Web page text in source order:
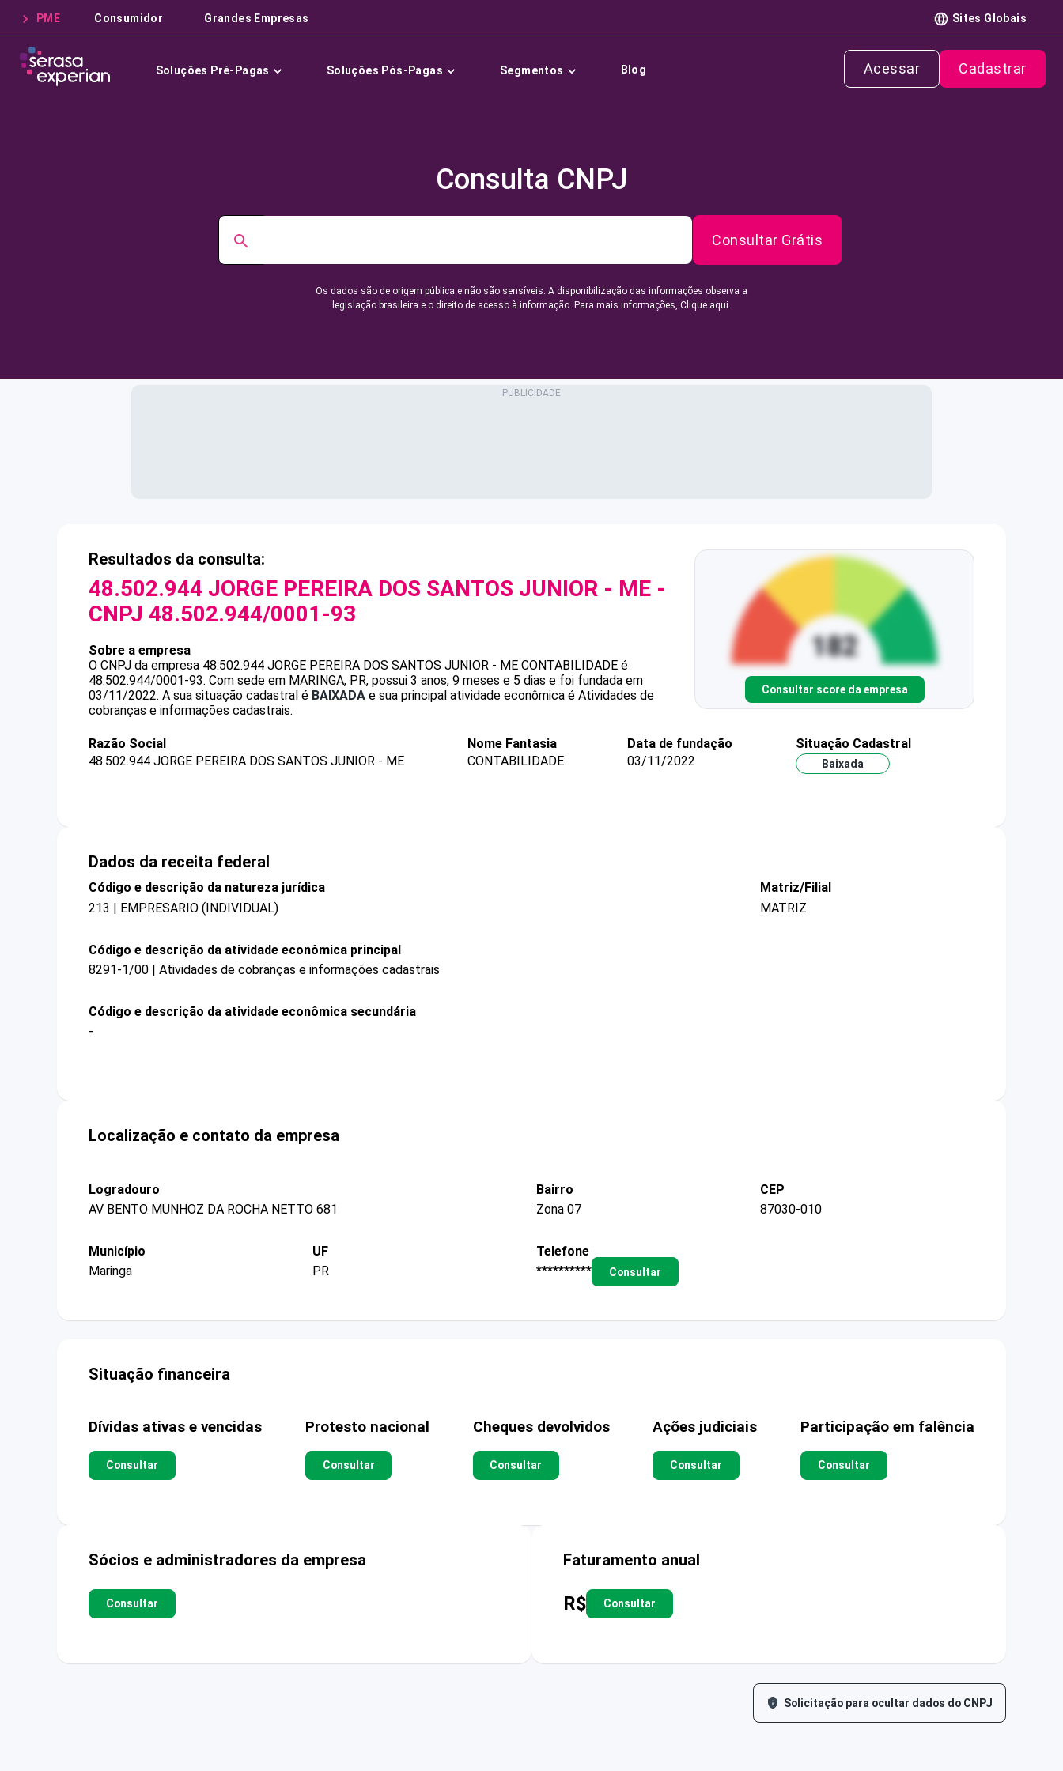
PME Consumidor Grandes Empresas Sites Globais
Soluções Pré-Pagas Soluções Pós-Pagas Segmentos Blog Acessar Cadastrar
Consulta CNPJ
Consultar Grátis
Os dados são de origem pública e não são sensíveis. A disponibilização das informações observa a
legislação brasileira e o direito de acesso à informação. Para mais informações, Clique aqui.
Resultados da consulta:
48.502.944 JORGE PEREIRA DOS SANTOS JUNIOR - ME -
CNPJ 48.502.944/0001-93
Sobre a empresa
O CNPJ da empresa 48.502.944 JORGE PEREIRA DOS SANTOS JUNIOR - ME CONTABILIDADE é
48.502.944/0001-93. Com sede em MARINGA, PR, possui 3 anos, 9 meses e 5 dias e foi fundada em
03/11/2022. A sua situação cadastral é BAIXADA e sua principal atividade econômica é Atividades de
cobranças e informações cadastrais.
Consultar score da empresa
Razão Social
48.502.944 JORGE PEREIRA DOS SANTOS JUNIOR - ME
Nome Fantasia
CONTABILIDADE
Data de fundação
03/11/2022
Situação Cadastral
Baixada
Dados da receita federal
Código e descrição da natureza jurídica
213 | EMPRESARIO (INDIVIDUAL)
Matriz/Filial
MATRIZ
Código e descrição da atividade econômica principal
8291-1/00 | Atividades de cobranças e informações cadastrais
Código e descrição da atividade econômica secundária
-
Localização e contato da empresa
Logradouro
AV BENTO MUNHOZ DA ROCHA NETTO 681
Bairro
Zona 07
CEP
87030-010
Município
Maringa
UF
PR
Telefone
**********
Consultar
Situação financeira
Dívidas ativas e vencidas
Consultar
Protesto nacional
Consultar
Cheques devolvidos
Consultar
Ações judiciais
Consultar
Participação em falência
Consultar
Sócios e administradores da empresa
Consultar
Faturamento anual
R$ Consultar
Solicitação para ocultar dados do CNPJ